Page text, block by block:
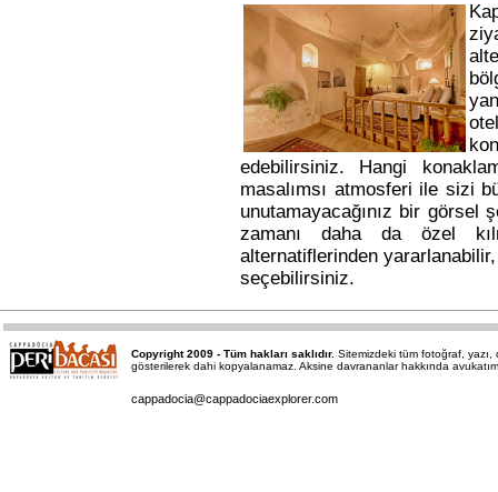
edebilirsiniz. Hangi
masalımsı atmosferi ile sizi
unutamayacağınız bir görsel
zamanı daha da özel
alternatiflerinden
seçebilirsiniz.
Copyright 2009 - Tüm hakları saklıdır. Sitemizdeki tüm fotoğraf, yazı,
gösterilerek dahi kopyalanamaz. Aksine davrananlar hakkında
cappadocia@cappadociaexplorer.com